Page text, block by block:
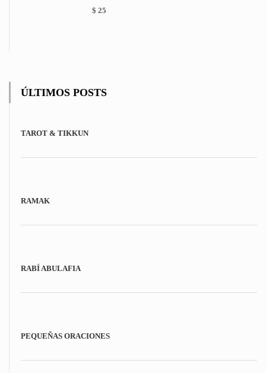
on
$ 25
ÚLTIMOS POSTS
TAROT & TIKKUN
RAMAK
RABÍ ABULAFIA
PEQUEÑAS ORACIONES